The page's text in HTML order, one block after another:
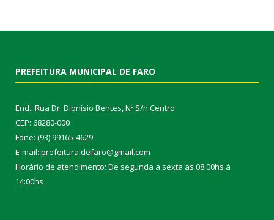
PREFEITURA MUNICIPAL DE FARO
End.: Rua Dr. Dionísio Bentes, Nº S/n Centro
CEP: 68280-000
Fone: (93) 99165-4629
E-mail: prefeitura.defaro@gmail.com
Horário de atendimento: De segunda a sexta as 08:00hs à
14:00hs